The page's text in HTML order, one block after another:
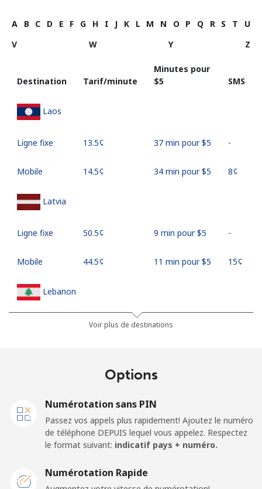
A B C D E F G H I J K L M N O P Q R S T
U
V
W Y Z
Destination Tarif/minute
Minutes pour
⁦$5⁩
SMS
Laos
Ligne fixe ⁦13.5¢⁩ 37 min pour ⁦$5⁩ -
Mobile ⁦14.5¢⁩ 34 min pour ⁦$5⁩ ⁦8¢⁩
Latvia
Ligne fixe ⁦50.5¢⁩ 9 min pour ⁦$5⁩ -
Mobile ⁦44.5¢⁩ 11 min pour ⁦$5⁩ ⁦15¢⁩
Lebanon
⁦13.5¢⁩ 37 min pour ⁦$5⁩
Ligne fixe
⁦61.9¢⁩ 8 min pour ⁦$5⁩
Liberia
Voir plus de destinations
Options
Numérotation sans PIN
Passez vos appels plus rapidement! Ajoutez le numéro
de téléphone DEPUIS lequel vous appelez. Respectez
le format suivant: indicatif pays + numéro.
Numérotation Rapide